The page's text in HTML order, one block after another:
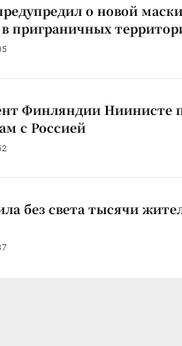
о новой
приграничных
Финляндии Ниинисте
с Россией
без света тысячи